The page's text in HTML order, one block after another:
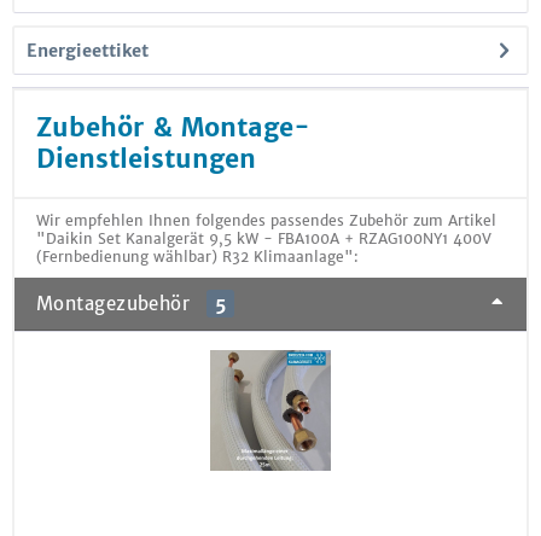
Energieettiket
Zubehör & Montage-
Dienstleistungen
Wir empfehlen Ihnen folgendes passendes Zubehör zum Artikel
"Daikin Set Kanalgerät 9,5 kW - FBA100A + RZAG100NY1 400V
(Fernbedienung wählbar) R32 Klimaanlage":
Montagezubehör 5